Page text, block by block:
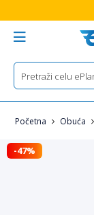
Početna Obuća
-47%